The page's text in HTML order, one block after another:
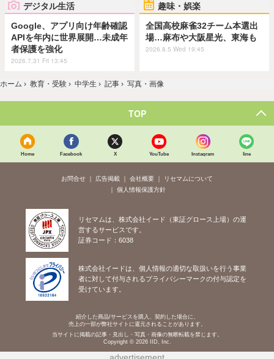
デジタル生活
Google、アプリ向け年齢確認
APIを年内に世界展開…未成年
者保護を強化
2026.7.31 Fri 13:45
趣味・娯楽
全国高校麻雀32チーム本選出
場…麻布や大阪星光、東海も
2026.8.5 Wed 19:45
ホーム › 教育・受験 › 中学生 › 記事 › 写真・画像
TOP
Home Facebook X YouTube Instagram line
お問合せ 広告掲載 会社概要
リセマムについて
個人情報保護方針
リセマムは、株式会社イード（東証グロース上場）の運
営するサービスです。
証券コード：6038
株式会社イードは、個人情報の適切な取扱いを行う事業
者に対して付与されるプライバシーマークの付与認定を
受けています。
紹介した商品/サービスを購入、契約した場合に、
売上の一部が弊社サイトに還元されることがあります。
当サイトに掲載の記事・見出し・写真・画像の無断転載を禁じます。
Copyright © 2026 IID, Inc.